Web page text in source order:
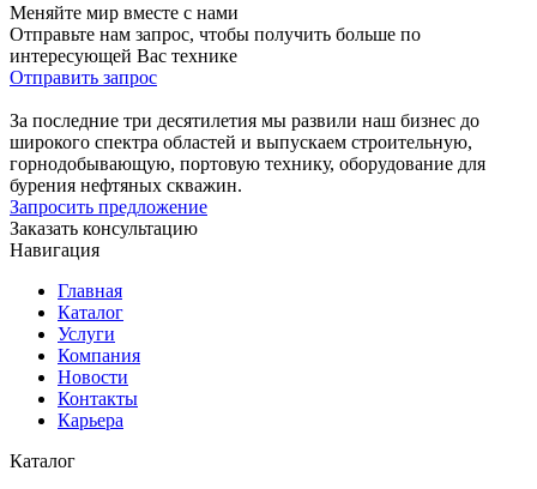
Меняйте мир вместе с нами
Отправьте нам запрос, чтобы получить больше по
интересующей Вас технике
Отправить запрос
За последние три десятилетия мы развили наш бизнес до
широкого спектра областей и выпускаем строительную,
горнодобывающую, портовую технику, оборудование для
бурения нефтяных скважин.
Запросить предложение
Заказать консультацию
Навигация
Главная
Каталог
Услуги
Компания
Новости
Контакты
Карьера
Каталог